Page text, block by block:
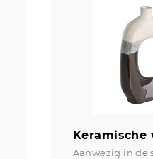
Keramische
Aanwezig in de